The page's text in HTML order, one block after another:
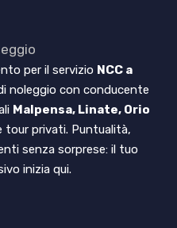
per il servizio NCC a
noleggio con conducente
Malpensa, Linate, Orio
tour privati. Puntualità,
senza sorprese: il tuo
inizia qui.